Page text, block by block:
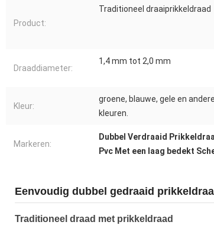
Product:
Traditioneel draaiprikkeldraad
Draaddiameter:
1,4 mm tot 2,0 mm
Kleur:
groene, blauwe, gele en andere
kleuren.
Markeren:
Dubbel Verdraaid
Pvc Met een laag bedekt
Eenvoudig dubbel gedraaid
Traditioneel draad met prikkeldraad